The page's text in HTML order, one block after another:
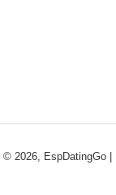
© 2026, EspDatingGo |